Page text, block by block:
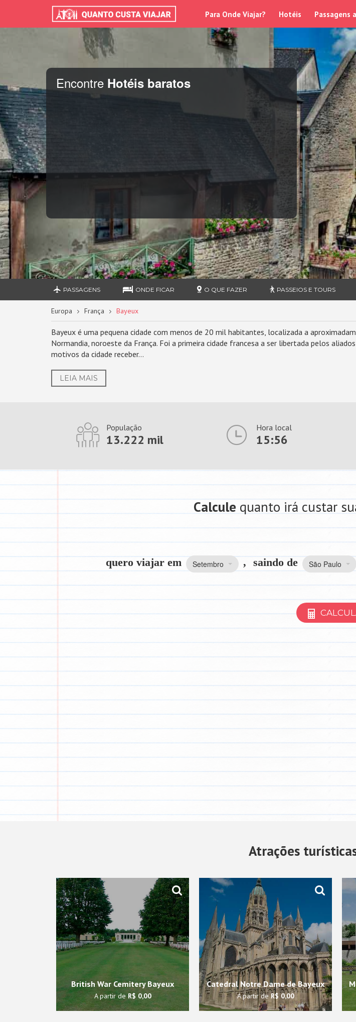
Para Onde Viajar? Hotéis Passagens
Encontre Hotéis baratos
PASSAGENS ONDE FICAR O QUE FAZER PASSEIOS E TOURS
Europa França Bayeux
Bayeux é uma pequena cidade com menos de 20 mil habitantes, localizada a
Normandia, noroeste da França. Foi a primeira cidade francesa a ser libertada pelos
motivos da cidade receber...
LEIA MAIS
População
13.222 mil
Hora local
15:56
Calcule quanto irá custar
quero viajar em Setembro , saindo de São Paulo
Atrações
British War Cemitery Bayeux
A partir deR$ 0,00
Catedral Notre Dame de Bayeux
A partir deR$ 0,00